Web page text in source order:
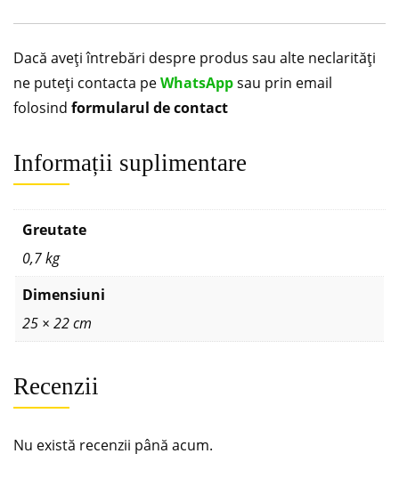
Dacă aveți întrebări despre produs sau alte neclarități
ne puteți contacta peWhatsAppsau prin email
folosind formularul de contact
Informații suplimentare
Greutate
0,7 kg
Dimensiuni
25 × 22 cm
Recenzii
Nu există recenzii până acum.